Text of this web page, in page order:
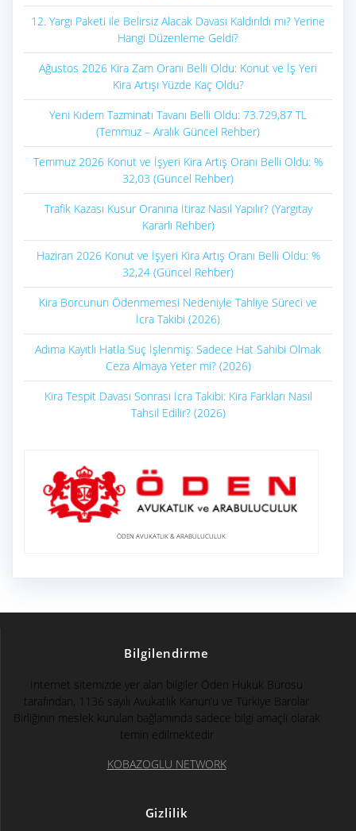
12. Yargı Paketi ile Belirsiz Alacak Davası Kaldırıldı mı? Yerine
Hangi Düzenleme Geldi?
Ağustos 2026 Kira Zam Oranı Belli Oldu: Konut ve İş Yeri
Kira Artışı Yüzde Kaç Oldu?
Yeni Kıdem Tazminatı Tavanı Belli Oldu: 73.729,87 TL
(Temmuz – Aralık Güncel Rehber)
Temmuz 2026 Konut ve İşyeri Kira Artış Oranı Belli Oldu: %
32,03 (Güncel Rehber)
Trafik Kazası Kusur Oranına İtiraz Nasıl Yapılır? (Yargıtay
Kararlı Rehber)
Haziran 2026 Konut ve İşyeri Kira Artış Oranı Belli Oldu: %
32,24 (Güncel Rehber)
Kira Borcunun Ödenmemesi Nedeniyle Tahliye Süreci ve
İcra Takibi (2026)
Adıma Kayıtlı Hatla Suç İşlenmiş: Sadece Hat Sahibi Olmak
Ceza Almaya Yeter mi? (2026)
Kira Tespit Davası Sonrası İcra Takibi: Kira Farkları Nasıl
Tahsil Edilir? (2026)
ÖDEN AVUKATLIK & ARABULUCULUK
Bilgilendirme
İnternet sitemizde yer alan bilgiler Öden Hukuk Bürosu
tarafından, 1136 sayılı Avukatlık Kanun’u ve Türkiye Barolar
Birliğinin meslek kuruları bağlamında sadece bilgi amaçlı olarak
temin edilmektedir
KOBAZOGLU NETWORK
Gizlilik